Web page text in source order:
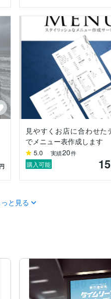
発生する場合があります。
しております。
連絡をさせていただく場合や
合があります。
遅れが出る場合もございます。
ります。
見やすくお店に合わせた
でメニュー表作成します
5.0 実績20件
購入可能
っと見る